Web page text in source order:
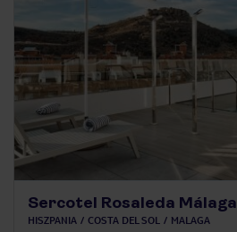
Sercotel Rosaleda Málaga
HISZPANIA COSTA DEL SOL MALAGA